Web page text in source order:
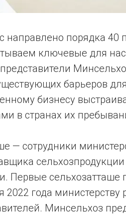
порядка 40
ключевые для
барьеров
бизнесу
в странах их
— сотрудники
Первые сельхозатташе
2022 года
Минсельхоз